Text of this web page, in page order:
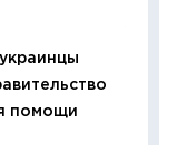
помощи